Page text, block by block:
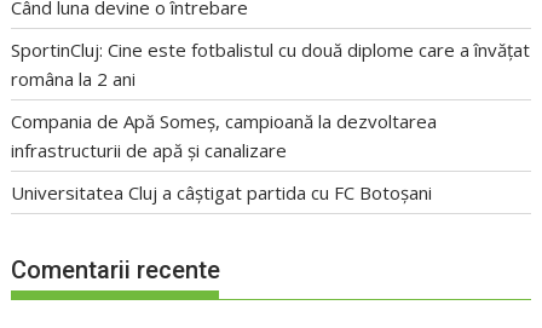
Când luna devine o întrebare
SportinCluj: Cine este fotbalistul cu două diplome care a învățat
româna la 2 ani
Compania de Apă Someș, campioană la dezvoltarea
infrastructurii de apă și canalizare
Universitatea Cluj a câștigat partida cu FC Botoșani
Comentarii recente